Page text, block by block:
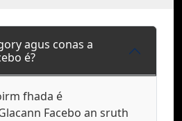
agus conas a
é?
fhada é
Facebo an sruth